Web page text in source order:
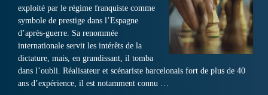
exploité par le régime franquiste comme
symbole de prestige dans l’Espagne
d’après-guerre. Sa renommée
internationale servit les intérêts de la
dictature, mais, en grandissant, il tomba
dans l’oubli. Réalisateur et scénariste barcelonais fort de plus de 40
ans d’expérience, il est notamment connu …